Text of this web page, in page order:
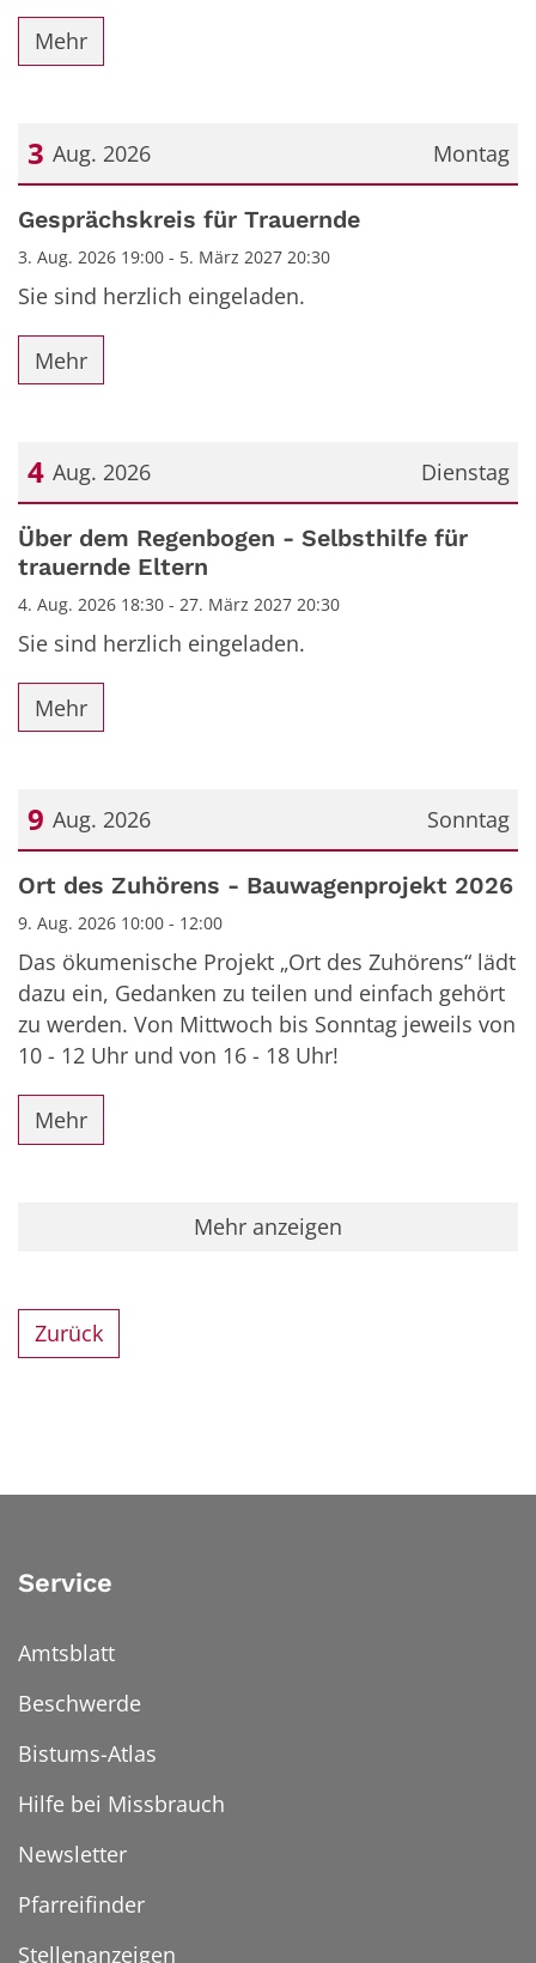
Mehr
Montag
3 Aug. 2026
Datum: 3. August 2026
Gesprächskreis für Trauernde
3. Aug. 2026 19:00 - 5. März 2027 20:30
Sie sind herzlich eingeladen.
Mehr
Dienstag
4 Aug. 2026
Datum: 4. August 2026
Über dem Regenbogen - Selbsthilfe für
trauernde Eltern
4. Aug. 2026 18:30 - 27. März 2027 20:30
Sie sind herzlich eingeladen.
Mehr
Sonntag
9 Aug. 2026
Datum: 9. August 2026
Ort des Zuhörens - Bauwagenprojekt 2026
9. Aug. 2026 10:00 - 12:00
Das ökumenische Projekt „Ort des Zuhörens“ lädt
dazu ein, Gedanken zu teilen und einfach gehört
zu werden. Von Mittwoch bis Sonntag jeweils von
10 - 12 Uhr und von 16 - 18 Uhr!
Mehr
Mehr anzeigen
Zurück
Service
Amtsblatt
Beschwerde
Bistums-Atlas
Hilfe bei Missbrauch
Newsletter
Pfarreifinder
Stellenanzeigen